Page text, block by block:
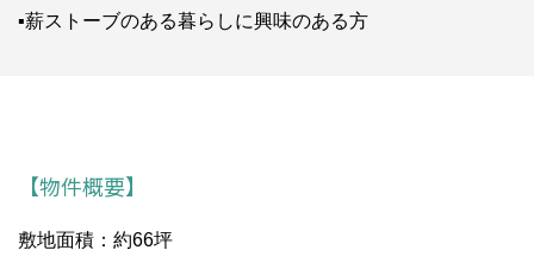
▪薪ストーブのある暮らしに興味のある方
【物件概要】
敷地面積：約66坪